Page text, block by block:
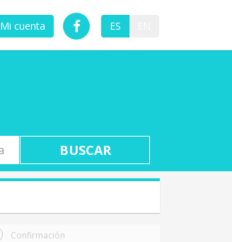
Mi cuenta ES
Confirmación